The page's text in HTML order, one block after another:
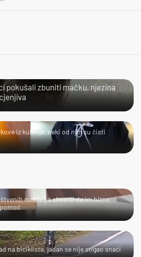
pokušali zbuniti mačku, njezina
iz kuhinje, neki od njih su čisti
mreža pa shvatili da im hitno
na biciklista, jadan se nije stigao snaći